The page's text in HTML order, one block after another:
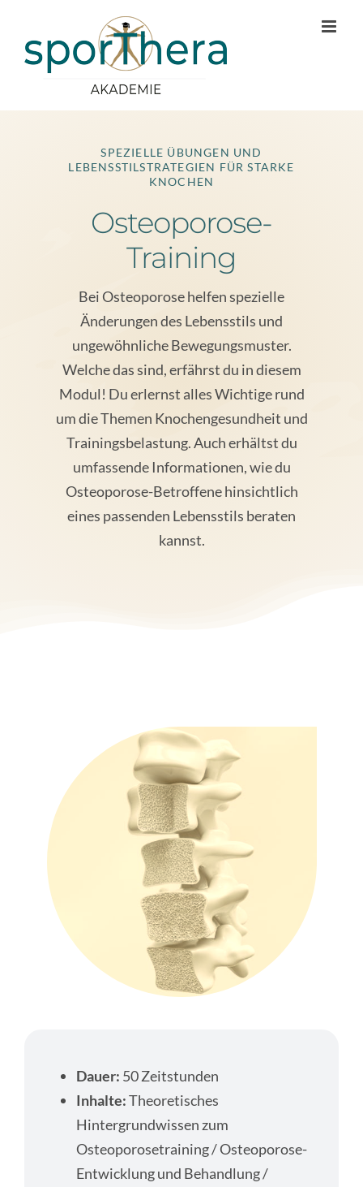
springen
SPEZIELLE ÜBUNGEN UND
LEBENSSTILSTRATEGIEN FÜR STARKE
KNOCHEN
Osteoporose-
Training
Bei Osteoporose helfen spezielle
Änderungen des Lebensstils und
ungewöhnliche Bewegungsmuster.
Welche das sind, erfährst du in diesem
Modul! Du erlernst alles Wichtige rund
um die Themen Knochengesundheit und
Trainingsbelastung. Auch erhältst du
umfassende Informationen, wie du
Osteoporose-Betroffene hinsichtlich
eines passenden Lebensstils beraten
kannst.
Dauer: 50 Zeitstunden
Inhalte:Theoretisches
Hintergrundwissen zum
Osteoporosetraining / Osteoporose-
Entwicklung und Behandlung /